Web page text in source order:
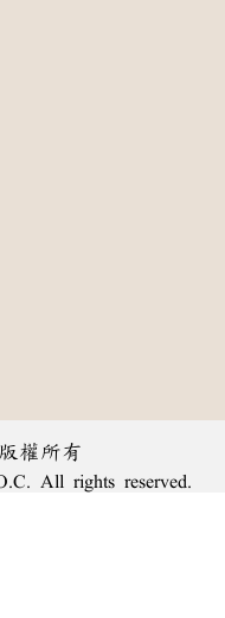
權所有
All rights reserved.